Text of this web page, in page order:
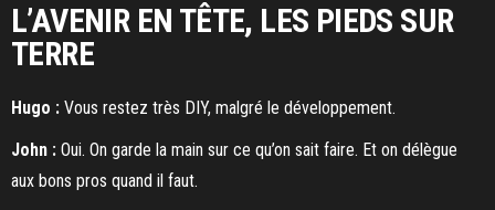
L’AVENIR EN TÊTE, LES PIEDS SUR
TERRE
Hugo : Vous restez très DIY, malgré le développement.
John : Oui. On garde la main sur ce qu’on sait faire. Et on délègue
aux bons pros quand il faut.